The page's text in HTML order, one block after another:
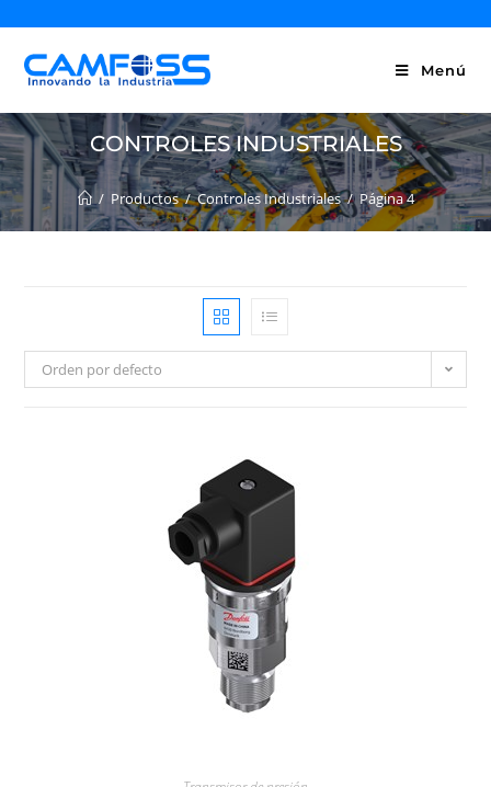
Menú
CONTROLES INDUSTRIALES
/ Productos / Controles Industriales / Página 4
Orden por defecto